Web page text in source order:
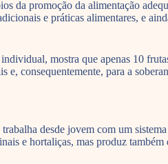
da promoção da alimentação
e práticas alimentares, e
mostra que apenas 10
consequentemente, para a
desde jovem com um
e hortaliças, mas produz